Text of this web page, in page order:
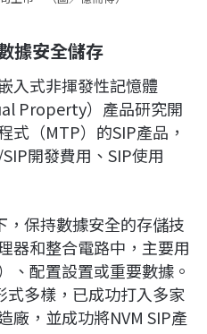
據安全儲存
入式非揮發性記憶體
Property）產品研究開
式（MTP）的SIP產品，
開發費用、SIP使用
，保持數據安全的存儲技
器和整合電路中，主要用
、配置設置或重要數據。
式多樣，已成功打入多家
廠，並成功將NVM SIP產